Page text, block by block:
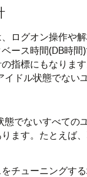
ログオン操作や
ース時間(DB時
指標にもなりま
イドル状態でない
態でないすべての
ます。たとえば
チューニングす